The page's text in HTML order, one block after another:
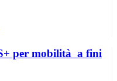
per mobilità a fini